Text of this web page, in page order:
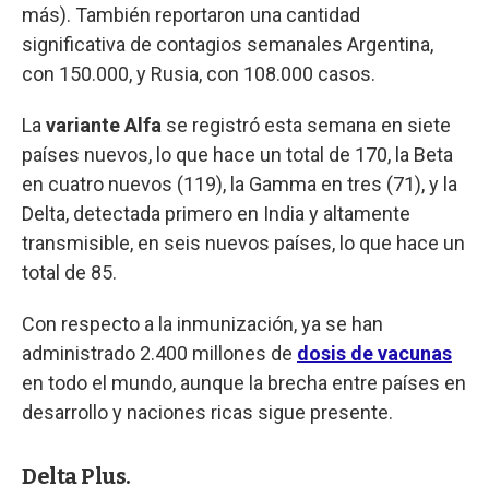
más). También reportaron una cantidad
significativa de contagios semanales Argentina,
con 150.000, y Rusia, con 108.000 casos.
La variante Alfa se registró esta semana en siete
países nuevos, lo que hace un total de 170, la Beta
en cuatro nuevos (119), la Gamma en tres (71), y la
Delta, detectada primero en India y altamente
transmisible, en seis nuevos países, lo que hace un
total de 85.
Con respecto a la inmunización, ya se han
administrado 2.400 millones de dosis de vacunas
en todo el mundo, aunque la brecha entre países en
desarrollo y naciones ricas sigue presente.
Delta Plus.